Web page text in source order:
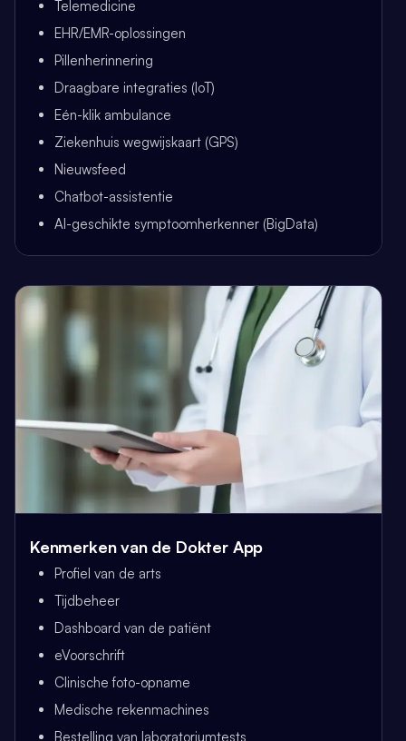
Telemedicine
EHR/EMR-oplossingen
Pillenherinnering
Draagbare integraties (IoT)
Eén-klik ambulance
Ziekenhuis wegwijskaart (GPS)
Nieuwsfeed
Chatbot-assistentie
AI-geschikte symptoomherkenner (BigData)
Kenmerken van de Dokter App
Profiel van de arts
Tijdbeheer
Dashboard van de patiënt
eVoorschrift
Clinische foto-opname
Medische rekenmachines
Bestelling van laboratoriumtests